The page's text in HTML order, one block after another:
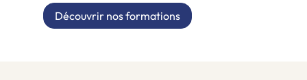
Découvrir nos formations